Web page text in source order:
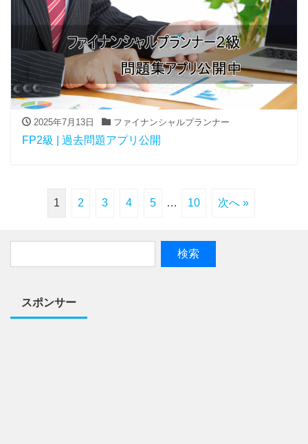
2025年7月13日 ファイナンシャルプランナー
FP2級 | 過去問題アプリ公開
1 2 3 4 5 … 10 次へ »
スポンサー